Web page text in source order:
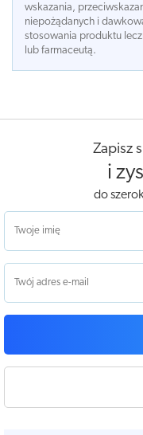
wskazania,
niepożądanych i
stosowania produktu
lub farmaceutą.
Zapisz
i
do